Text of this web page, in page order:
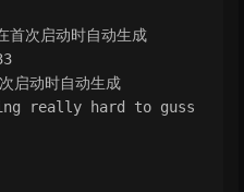
次启动时自动生成
启动时自动生成
really hard to guss